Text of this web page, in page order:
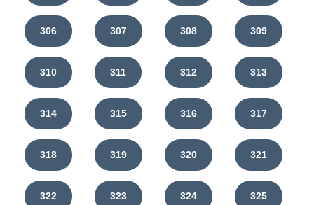
306 307 308 309
310 311 312 313
314 315 316 317
318 319 320 321
322 323 324 325